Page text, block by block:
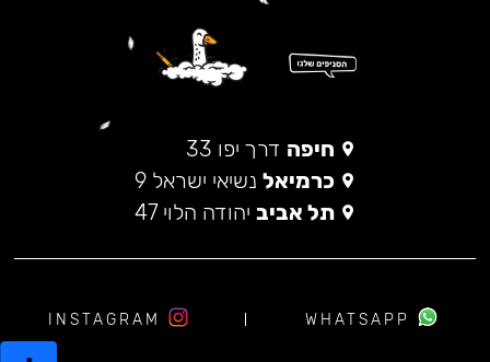
חיפה דרך יפו 33
כרמיאל נשיאי ישראל 9
תל אביב יהודה הלוי 47
WHATSAPP
INSTAGRAM